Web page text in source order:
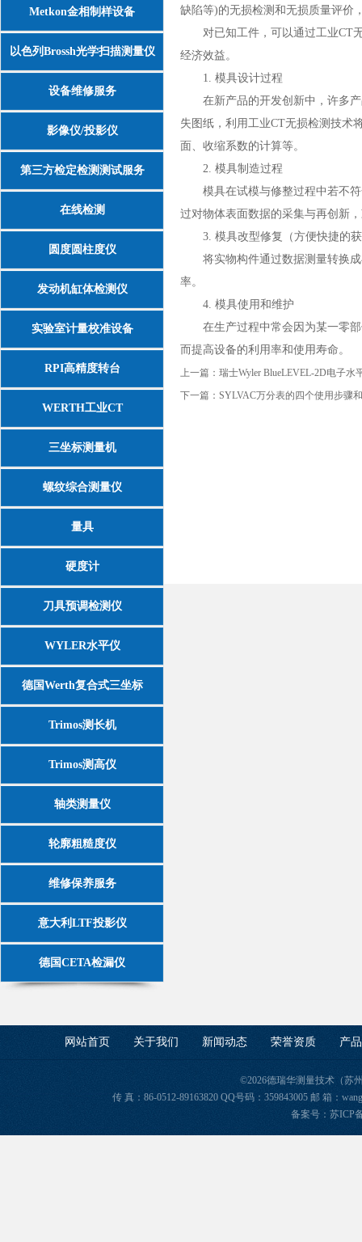
Metkon金相制样设备
以色列Brossh光学扫描测量仪
设备维修服务
影像仪/投影仪
第三方检定检测测试服务
在线检测
圆度圆柱度仪
发动机缸体检测仪
实验室计量校准设备
RPI高精度转台
WERTH工业CT
三坐标测量机
螺纹综合测量仪
量具
硬度计
刀具预调检测仪
WYLER水平仪
德国Werth复合式三坐标
Trimos测长机
Trimos测高仪
轴类测量仪
轮廓粗糙度仪
维修保养服务
意大利LTF投影仪
德国CETA检漏仪
缺陷等)的无损检测和无损质量评价
对已知工件，可以通过工业CT无
经济效益。
1. 模具设计过程
在新产品的开发创新中，许多产
失图纸，利用工业CT无损检测技术
面、收缩系数的计算等。
2. 模具制造过程
模具在试模与修整过程中若不符
过对物体表面数据的采集与再创新
3. 模具改型修复（方便快捷的获
将实物构件通过数据测量转换成
率。
4. 模具使用和维护
在生产过程中常会因为某一零部
而提高设备的利用率和使用寿命。
上一篇： 瑞士Wyler BlueLEVEL-2D电子水
下一篇： SYLVAC万分表的四个使用步骤
网站首页 关于我们 新闻动态 荣誉资质 产
©2026德瑞华测量技术（苏
传 真：86-0512-89163820 QQ号码：359843005 邮 箱：
备案号：苏ICP